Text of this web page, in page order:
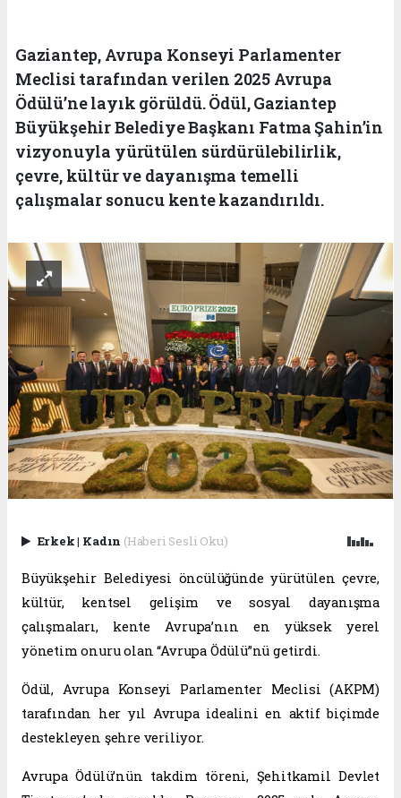
Gaziantep, Avrupa Konseyi Parlamenter
Meclisi tarafından verilen 2025 Avrupa
Ödülü’ne layık görüldü. Ödül, Gaziantep
Büyükşehir Belediye Başkanı Fatma Şahin’in
vizyonuyla yürütülen sürdürülebilirlik,
çevre, kültür ve dayanışma temelli
çalışmalar sonucu kente kazandırıldı.
Erkek| Kadın (Haberi Sesli Oku)
Büyükşehir Belediyesi öncülüğünde yürütülen çevre,
kültür, kentsel gelişim ve sosyal dayanışma
çalışmaları, kente Avrupa’nın en yüksek yerel
yönetim onuru olan “Avrupa Ödülü”nü getirdi.
Ödül, Avrupa Konseyi Parlamenter Meclisi (AKPM)
tarafından her yıl Avrupa idealini en aktif biçimde
destekleyen şehre veriliyor.
Avrupa Ödülü’nün takdim töreni, Şehitkamil Devlet